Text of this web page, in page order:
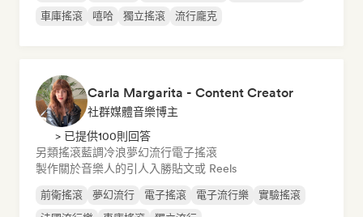
車庫搖滾
嘻哈 獨立搖滾 流行龐克
Carla Margarita - Content Creator
社群媒體音樂博主
> 已提供100則回答
另類搖滾藍調冷浪夢幻流行電子搖滾
製作關於音樂人的引人入勝貼文或 Reels
前衛搖滾 夢幻流行 電子搖滾 電子流行樂
實驗搖滾